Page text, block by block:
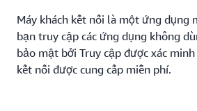
Máy khách kết nối là một ứng dụng
bạn truy cập các ứng dụng không
bảo mật bởi Truy cập được xác minh
kết nối được cung cấp miễn phí.